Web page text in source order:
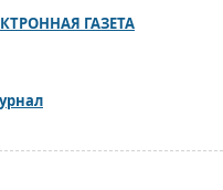
ГАЗЕТА